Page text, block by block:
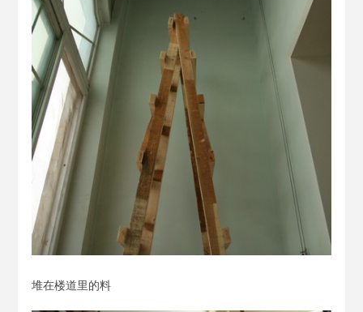
堆在楼道里的料